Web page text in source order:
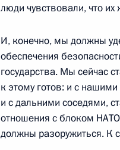
Президент Латвийской
Россию с
14 декабря 2010 года, 18:40
Заседание Комиссии
люди чувствовали, что
И, конечно, мы должны
обеспечения
государства. Мы сейчас
к этому готов: и с
и с дальними соседями,
отношения с блоком
должны разоружиться. К